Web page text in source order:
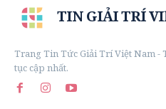
TIN GIẢI TRÍ
Trang Tin Tức Giải Trí Việt Nam
tục cập nhất.